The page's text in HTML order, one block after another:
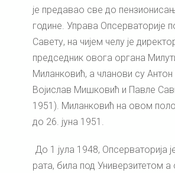
је предавао све до
године. Управа Опсерваторије
Савету, на чијем челу је
председник овога органа
Миланковић, а чланови су
Војислав Мишковић и Павле
1951). Миланковић на овом
до 26. јуна 1951.
До 1 јула 1948, Опсерваторија
рата, била под Универзитетом а